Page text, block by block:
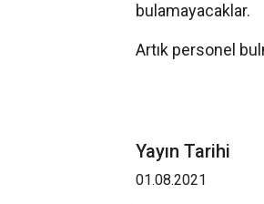
bulamayacaklar.
Artık personel
Yayın Tarihi
01.08.2021